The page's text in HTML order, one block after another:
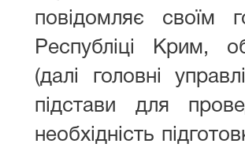
повідомляє своїм
Республіці Крим,
(далі головні
підстави для
необхідність